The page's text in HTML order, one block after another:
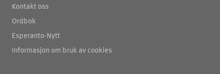
Kontakt oss
Ordbok
Esperanto-Nytt
Informasjon om bruk av cookies